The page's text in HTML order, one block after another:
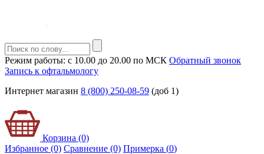
Режим работы: с 10.00 до 20.00 по МСК Обратный звонок
Запись к офтальмологу
Интернет магазин 8 (800) 250-08-59 (доб 1)
Корзина (0)
Избранное (0) Сравнение (0) Примерка (0)